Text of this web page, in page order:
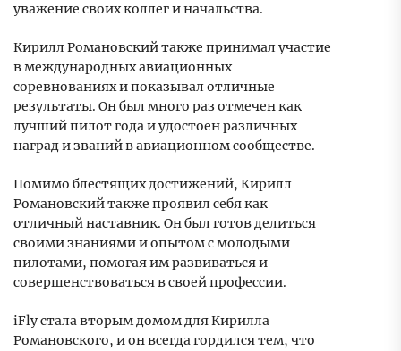
уважение своих коллег и начальства.
Кирилл Романовский также принимал участие
в международных авиационных
соревнованиях и показывал отличные
результаты. Он был много раз отмечен как
лучший пилот года и удостоен различных
наград и званий в авиационном сообществе.
Помимо блестящих достижений, Кирилл
Романовский также проявил себя как
отличный наставник. Он был готов делиться
своими знаниями и опытом с молодыми
пилотами, помогая им развиваться и
совершенствоваться в своей профессии.
iFly стала вторым домом для Кирилла
Романовского, и он всегда гордился тем, что